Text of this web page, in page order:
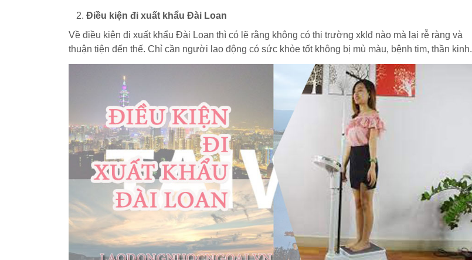
Điều kiện đi xuất khẩu Đài Loan
Về điều kiện đi xuất khẩu Đài Loan thì có lẽ rằng không có thị trường xklđ nào mà lại rễ ràng và
thuận tiện đến thế. Chỉ cần người lao động có sức khỏe tốt không bị mù màu, bệnh tim, thần kinh.